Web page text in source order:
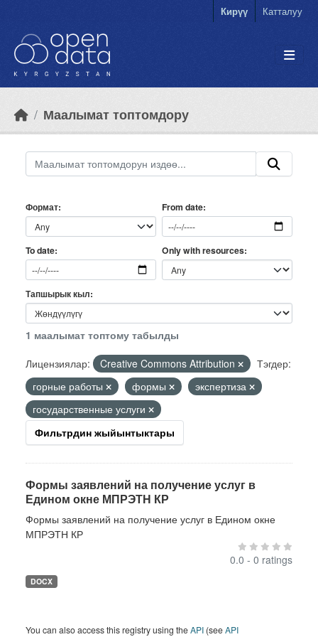
Кирүү Катталуу
Маалымат топтомдору
Формат From date
To date Only with resources
Тапшырык кыл
1 маалымат топтому табылды
Лицензиялар:
Creative Commons Attribution
Тэгдер:
горные работы
формы
экспертиза
государственные услуги
Фильтрдин жыйынтыктары
Формы заявлений на получение услуг в
Едином окне МПРЭТН КР
Формы заявлений на получение услуг в Едином окне
МПРЭТН КР
0.0 - 0 ratings
DOCX
You can also access this registry using theAPI (seeAPI